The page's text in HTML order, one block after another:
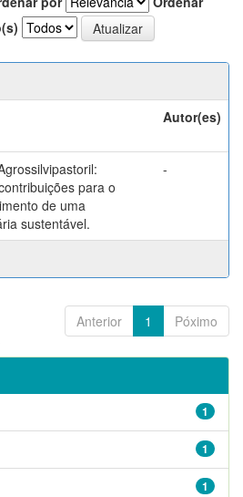
Autor(es)
para o
de uma
sustentável.
-
Anterior 1 Póximo
1
1
1